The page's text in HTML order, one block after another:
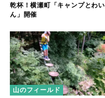
乾杯！横瀬町「キャンプとわい
ん」開催
山のフィールド